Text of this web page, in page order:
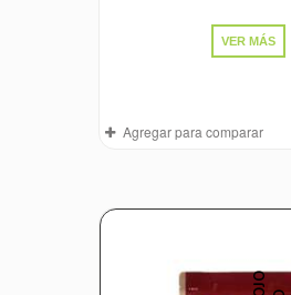
VER MÁS
Agregar para comparar